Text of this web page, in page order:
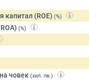
капитал (ROE) (%)
(%)
човек (хил. лв.)